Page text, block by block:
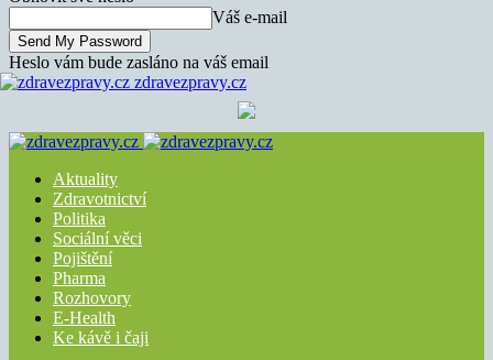
Váš e-mail
Heslo vám bude zasláno na váš email
zdravezpravy.cz
Aktuality
Zdravotnictví
Politika
Sociální věci
Pojištění
Pharma
Rozhovory
E-Health
Ke kávě i čaji